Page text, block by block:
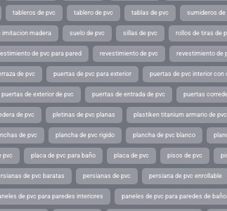
tableros de pvc tablero de pvc tablas de pvc sumideros de
imitacion madera suelo de pvc sillas de pvc rollos de tiras de
de pvc para pared revestimiento de pvc revestimiento de
de pvc puertas de pvc para exterior puertas de pvc interior con
puertas de exterior de pvc puertas de entrada de pvc puertas
de pvc pletinas de pvc planas plastiken titanium armario de
de pvc plancha de pvc rigido plancha de pvc blanco
pvc placa de pvc para baño placa de pvc pisos de pvc
de pvc baratas persianas de pvc persiana de pvc enrollable
de pvc para paredes interiores paneles de pvc para paredes de